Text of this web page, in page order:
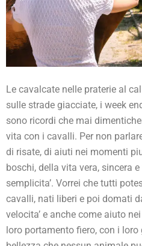
Le cavalcate nelle praterie al
sulle strade giacciate, i week
sono ricordi che mai
vita con i cavalli. Per non
di risate, di aiuti nei momenti
boschi, della vita vera, sincera
semplicita’. Vorrei che tutti
cavalli, nati liberi e poi domati
velocita’ e anche come aiuto
loro portamento fiero, con i